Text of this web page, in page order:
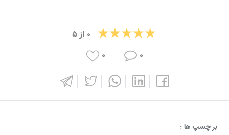
۰ از۵
۰
۰
بر چسپ ها :